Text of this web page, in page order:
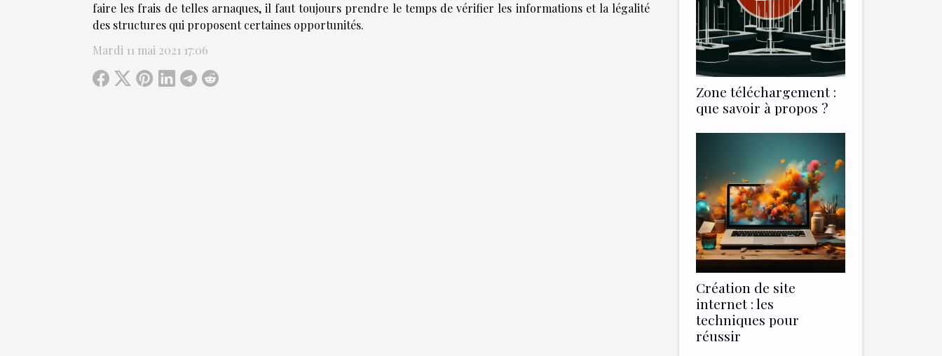
faire les frais de telles arnaques, il faut toujours prendre le temps de vérifier les informations et la légalité
des structures qui proposent certaines opportunités.
Mardi 11 mai 2021 17:06
Zone téléchargement :
que savoir à propos ?
Création de site
internet : les
techniques pour
réussir